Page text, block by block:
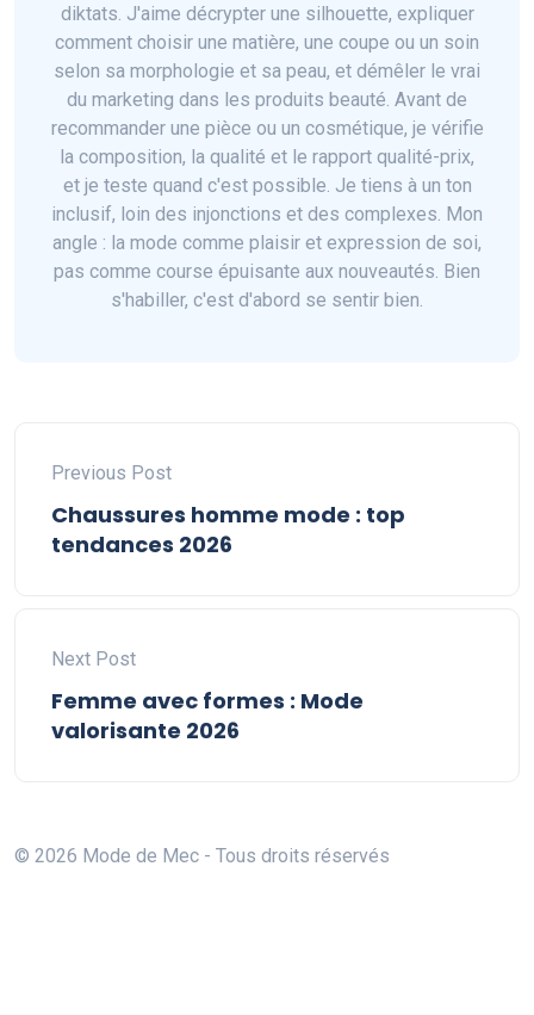
diktats. J'aime décrypter une silhouette, expliquer
comment choisir une matière, une coupe ou un soin
selon sa morphologie et sa peau, et démêler le vrai
du marketing dans les produits beauté. Avant de
recommander une pièce ou un cosmétique, je vérifie
la composition, la qualité et le rapport qualité-prix,
et je teste quand c'est possible. Je tiens à un ton
inclusif, loin des injonctions et des complexes. Mon
angle : la mode comme plaisir et expression de soi,
pas comme course épuisante aux nouveautés. Bien
s'habiller, c'est d'abord se sentir bien.
Previous Post
Chaussures homme mode : top
tendances 2026
Next Post
Femme avec formes : Mode
valorisante 2026
© 2026 Mode de Mec - Tous droits réservés